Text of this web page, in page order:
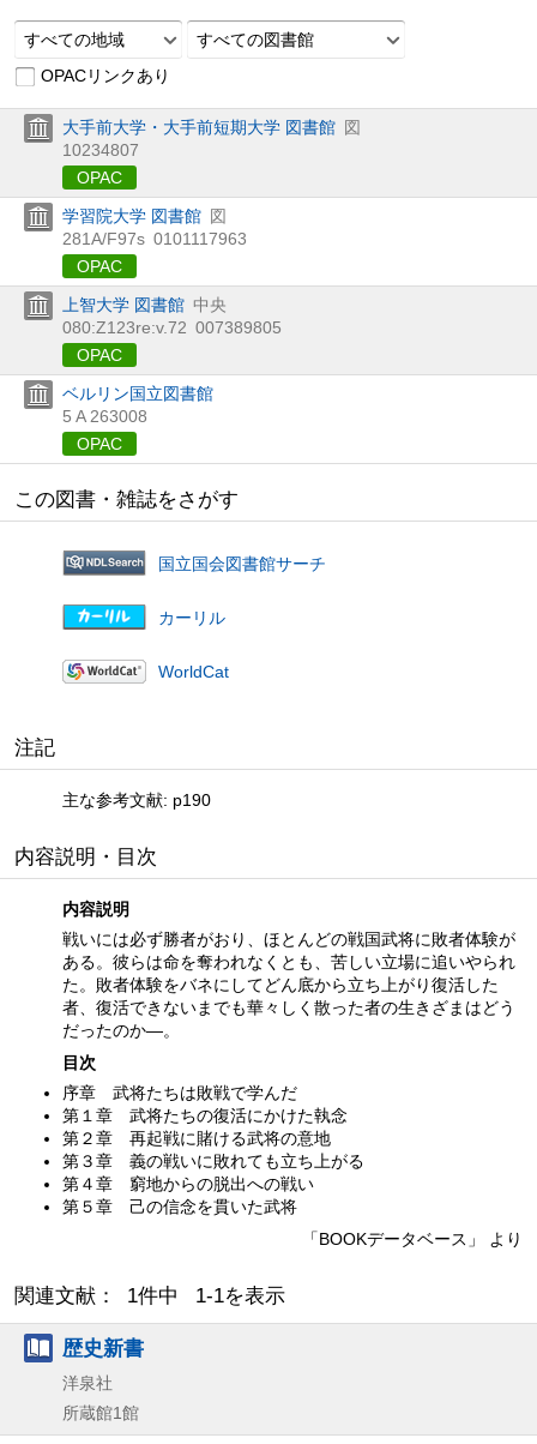
すべての地域
すべての図書館
OPACリンクあり
大手前大学・大手前短期大学 図書館 図
10234807
OPAC
学習院大学 図書館 図
281A/F97s 0101117963
OPAC
上智大学 図書館 中央
080:Z123re:v.72 007389805
OPAC
ベルリン国立図書館
5 A 263008
OPAC
この図書・雑誌をさがす
国立国会図書館サーチ
カーリル
WorldCat
注記
主な参考文献: p190
内容説明・目次
内容説明
戦いには必ず勝者がおり、ほとんどの戦国武将に敗者体験が
ある。彼らは命を奪われなくとも、苦しい立場に追いやられ
た。敗者体験をバネにしてどん底から立ち上がり復活した
者、復活できないまでも華々しく散った者の生きざまはどう
だったのか—。
目次
序章 武将たちは敗戦で学んだ
第１章 武将たちの復活にかけた執念
第２章 再起戦に賭ける武将の意地
第３章 義の戦いに敗れても立ち上がる
第４章 窮地からの脱出への戦い
第５章 己の信念を貫いた武将
「BOOKデータベース」 より
関連文献： 1件中 1-1を表示
歴史新書
洋泉社
所蔵館1館